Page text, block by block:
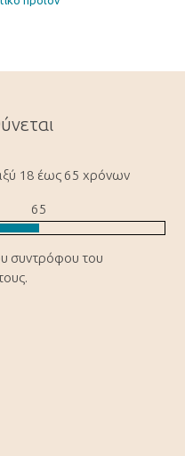
18 έως 65 χρόνων
65
συντρόφου του